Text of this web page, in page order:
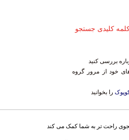
کلیدی جستجو
بررسی کنید
خود از مرور گروه
را بخوانید
راحت تر به شما کمک می کند